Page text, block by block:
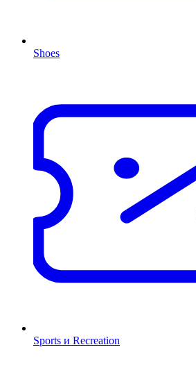
Shoes
Sports и Recreation